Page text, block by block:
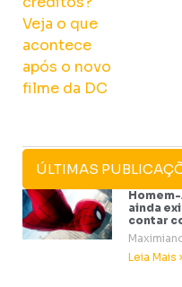
ÚLTIMAS
Homem-
ainda
contar
Leia Mais